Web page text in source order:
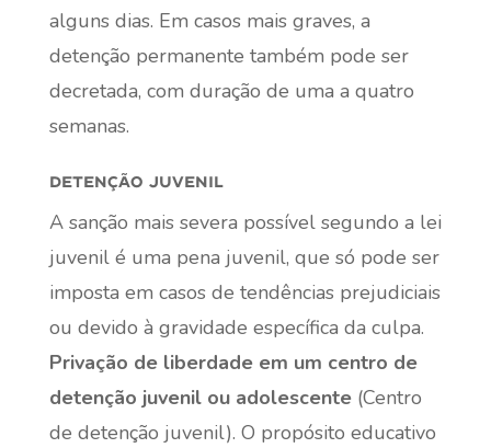
alguns dias. Em casos mais graves, a
detenção permanente também pode ser
decretada, com duração de uma a quatro
semanas.
detenção juvenil
A sanção mais severa possível segundo a lei
juvenil é uma pena juvenil, que só pode ser
imposta em casos de tendências prejudiciais
ou devido à gravidade específica da culpa.
Privação de liberdade em um centro de
detenção juvenil ou adolescente(Centro
de detenção juvenil). O propósito educativo